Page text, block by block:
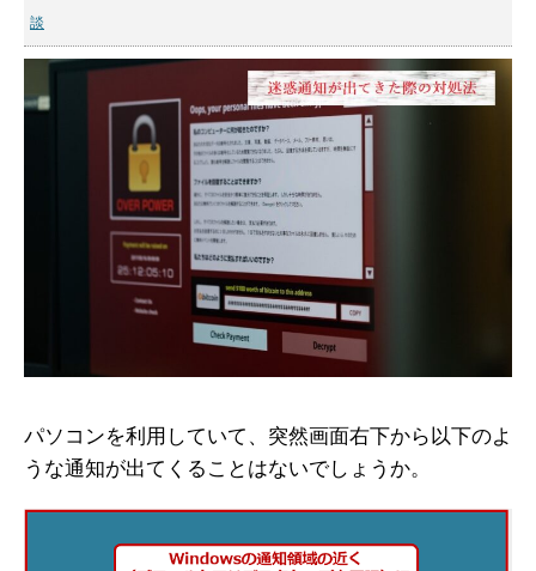
談
パソコンを利用していて、突然画面右下から以下のよ
うな通知が出てくることはないでしょうか。